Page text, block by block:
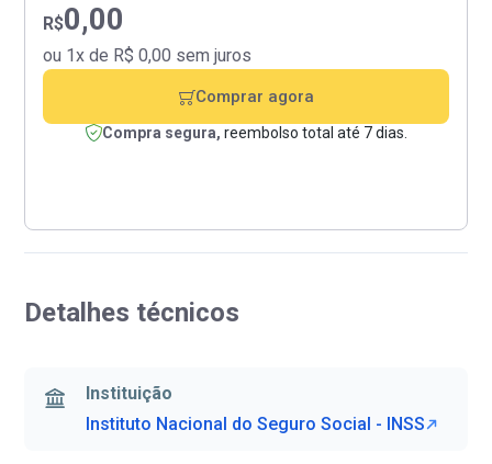
Detalhes técnicos
Instituição
Instituto Nacional do Seguro Social - INSS
R$0,00
ou 1x de R$ 0,00 sem juros
Comprar agora
Compra segura, reembolso total até 7 dias.